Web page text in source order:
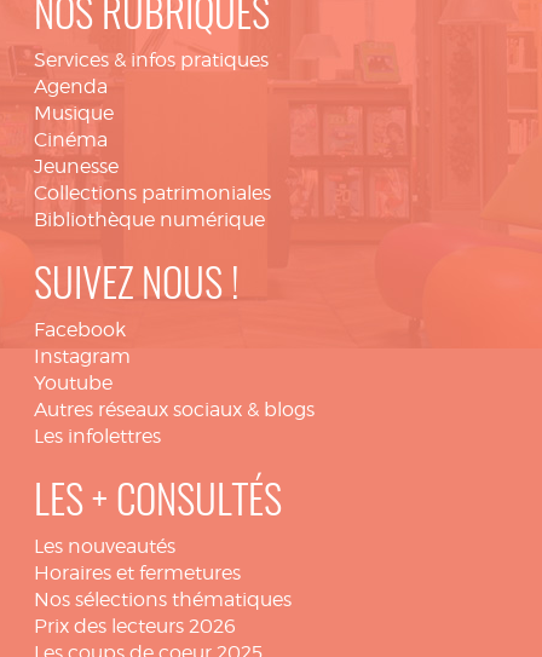
NOS RUBRIQUES
Services & infos pratiques
Agenda
Musique
Cinéma
Jeunesse
Collections patrimoniales
Bibliothèque numérique
SUIVEZ NOUS !
Facebook
Instagram
Youtube
Autres réseaux sociaux & blogs
Les infolettres
LES + CONSULTÉS
Les nouveautés
Horaires et fermetures
Nos sélections thématiques
Prix des lecteurs 2026